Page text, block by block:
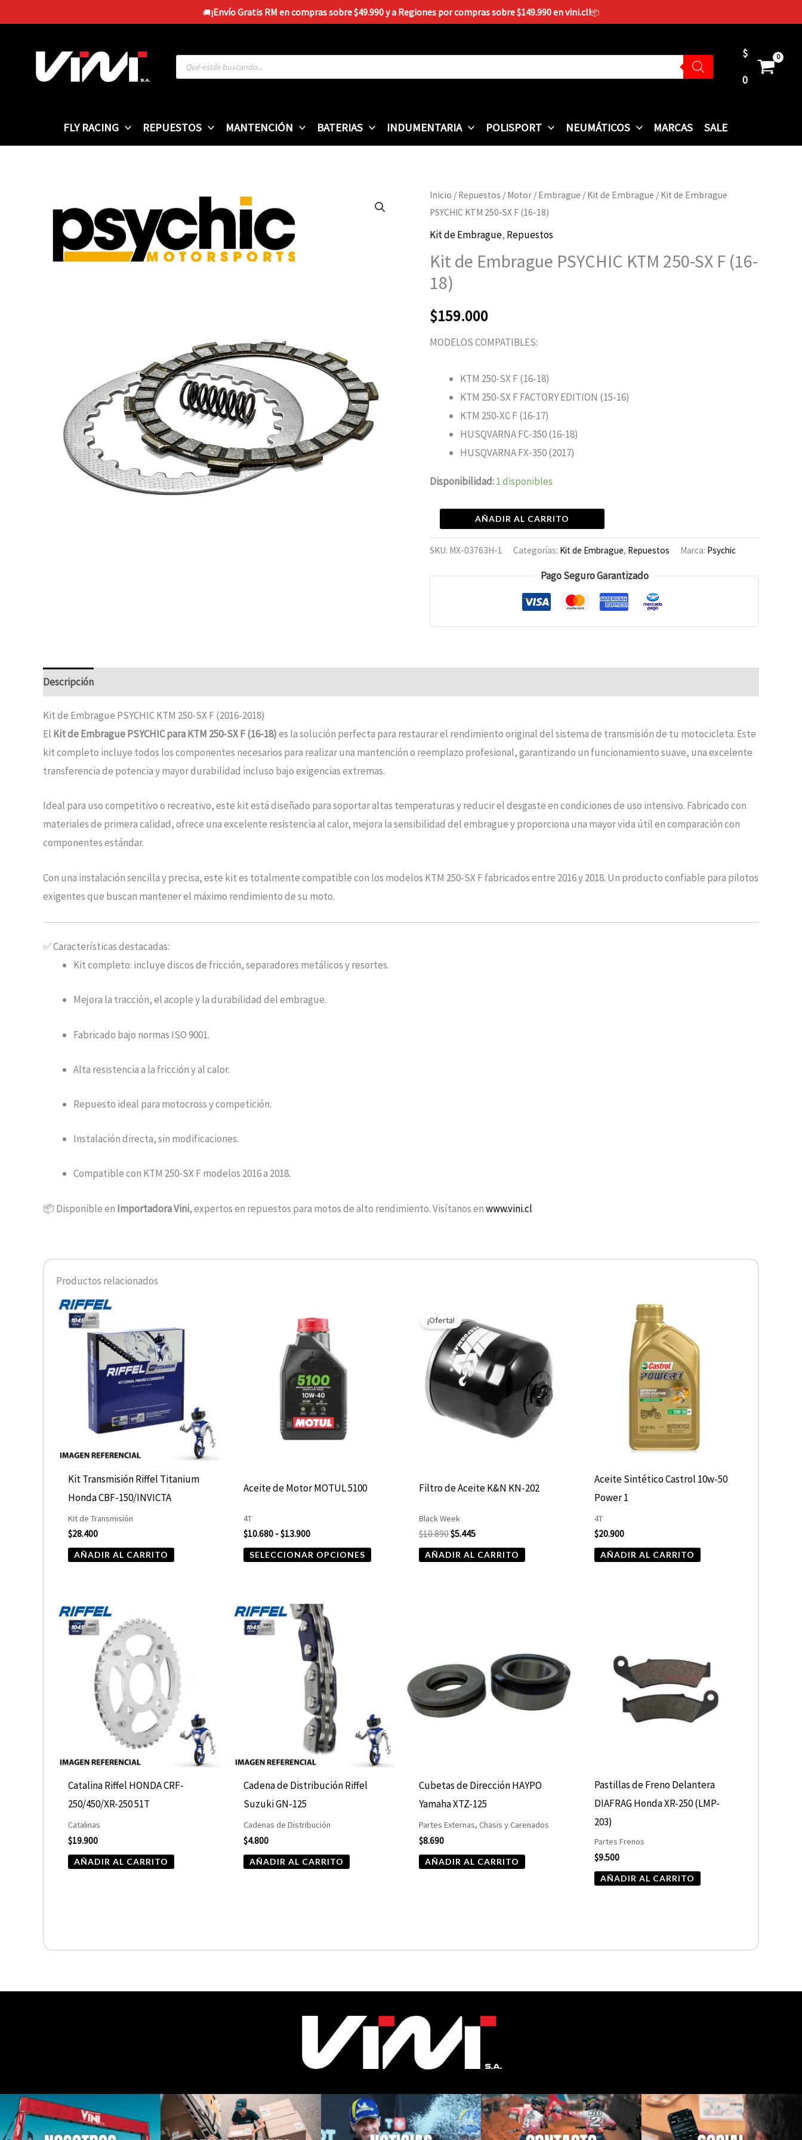
al
🚚¡Envío Gratis RM en compras sobre $49.990 y a Regiones por compras sobre $149.990 en vini.cl!📦
Búsqueda
productos
$
0
FLY RACING REPUESTOS MANTENCIÓN BATERIAS INDUMENTARIA POLISPORT NEUMÁTICOS MARCAS SALE
Inicio / Repuestos / Motor / Embrague / Kit de Embrague / Kit de Embrague
PSYCHIC KTM 250-SX F (16-18)
Kit de Embrague, Repuestos
Kit de Embrague PSYCHIC KTM 250-SX F (16-
18)
$159.000
MODELOS COMPATIBLES:
KTM 250-SX F (16-18)
KTM 250-SX F FACTORY EDITION (15-16)
KTM 250-XC F (16-17)
HUSQVARNA FC-350 (16-18)
HUSQVARNA FX-350 (2017)
Disponibilidad:1 disponibles
Kit
de
Embrague
KTM
250-
F
(16-
cantidad
AÑADIR AL CARRITO
SKU: MX-03763H-1 Categorías: Kit de Embrague, Repuestos Marca: Psychic
Pago Seguro Garantizado
Descripción
Kit de Embrague PSYCHIC KTM 250-SX F (2016-2018)
El Kit de Embrague PSYCHIC para KTM 250-SX F (16-18)es la solución perfecta para restaurar el rendimiento original del sistema de transmisión de tu motocicleta. Este
kit completo incluye todos los componentes necesarios para realizar una mantención o reemplazo profesional, garantizando un funcionamiento suave, una excelente
transferencia de potencia y mayor durabilidad incluso bajo exigencias extremas.
Ideal para uso competitivo o recreativo, este kit está diseñado para soportar altas temperaturas y reducir el desgaste en condiciones de uso intensivo. Fabricado con
materiales de primera calidad, ofrece una excelente resistencia al calor, mejora la sensibilidad del embrague y proporciona una mayor vida útil en comparación con
componentes estándar.
Con una instalación sencilla y precisa, este kit es totalmente compatible con los modelos KTM 250-SX F fabricados entre 2016 y 2018. Un producto confiable para pilotos
exigentes que buscan mantener el máximo rendimiento de su moto.
✅ Características destacadas:
Kit completo: incluye discos de fricción, separadores metálicos y resortes.
Mejora la tracción, el acople y la durabilidad del embrague.
Fabricado bajo normas ISO 9001.
Alta resistencia a la fricción y al calor.
Repuesto ideal para motocross y competición.
Instalación directa, sin modificaciones.
Compatible con KTM 250-SX F modelos 2016 a 2018.
📦 Disponible en Importadora Vini, expertos en repuestos para motos de alto rendimiento. Visítanos enwww.vini.cl
Productos relacionados
Kit Transmisión Riffel Titanium
Honda CBF-150/INVICTA
Kit de Transmisión
$28.400
AÑADIR AL CARRITO
Aceite de Motor MOTUL 5100
4T
$10.680 -$13.900
precios:
desde
$10.680
hasta
$13.900
SELECCIONAR OPCIONES
de
producto
¡Oferta!
Filtro de Aceite K&N KN-202
Black Week
$10.890
original
era:
$10.890.
$5.445
actual
es:
$5.445.
AÑADIR AL CARRITO
Aceite Sintético Castrol 10w-50
Power 1
4T
$20.900
AÑADIR AL CARRITO
Catalina Riffel HONDA CRF-
250/450/XR-250 51T
Catalinas
$19.900
AÑADIR AL CARRITO
Cadena de Distribución Riffel
Suzuki GN-125
Cadenas de Distribución
$4.800
AÑADIR AL CARRITO
Cubetas de Dirección HAYPO
Yamaha XTZ-125
Partes Externas, Chasis y Carenados
$8.690
AÑADIR AL CARRITO
Pastillas de Freno Delantera
DIAFRAG Honda XR-250 (LMP-
203)
Partes Frenos
$9.500
AÑADIR AL CARRITO